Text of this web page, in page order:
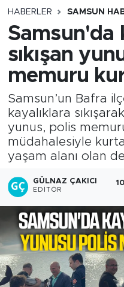
HABERLER SAMSUN
Samsun'da
sıkışan
memuru
Samsun’un Bafra
kayalıklara
yunus, polis memuru
müdahalesiyle
yaşam alanı olan
GÜLNAZ ÇAKICI
EDITÖR
Son Dakika
Haber Arşivi